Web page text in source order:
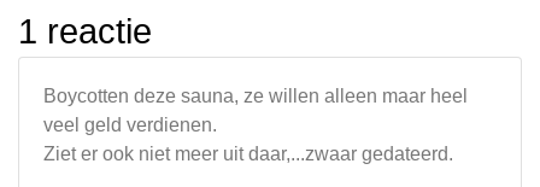
1 reactie
Boycotten deze sauna, ze willen alleen maar heel
veel geld verdienen.
Ziet er ook niet meer uit daar,...zwaar gedateerd.